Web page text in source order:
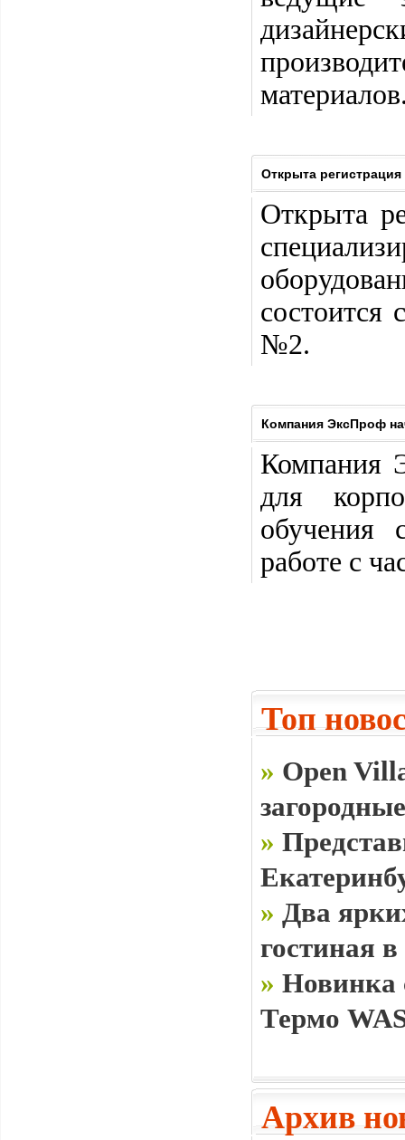
Открыта регистрация
Открыта
№2.
Компания ЭксПроф
Компания
для
обучения
работе с
Топ
» Open
»
» Два
гостиная
» Новинка
Термо
Архив